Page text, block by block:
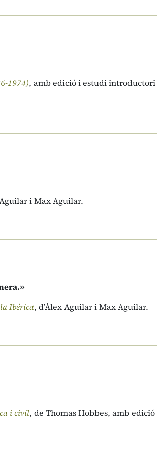
1974), amb edició i estudi introductori
Aguilar i Max Aguilar.
Ibérica, d’Àlex Aguilar i Max Aguilar.
i civil, de Thomas Hobbes, amb edició